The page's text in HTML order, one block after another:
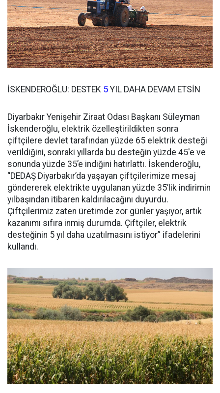
İSKENDEROĞLU: DESTEK 5 YIL DAHA DEVAM ETSİN
Diyarbakır Yenişehir Ziraat Odası Başkanı Süleyman
İskenderoğlu, elektrik özelleştirildikten sonra
çiftçilere devlet tarafından yüzde 65 elektrik desteği
verildiğini, sonraki yıllarda bu desteğin yüzde 45'e ve
sonunda yüzde 35’e indiğini hatırlattı. İskenderoğlu,
“DEDAŞ Diyarbakır’da yaşayan çiftçilerimize mesaj
göndererek elektrikte uygulanan yüzde 35’lik indirimin
yılbaşından itibaren kaldırılacağını duyurdu.
Çiftçilerimiz zaten üretimde zor günler yaşıyor, artık
kazanımı sıfıra inmiş durumda. Çiftçiler, elektrik
desteğinin 5 yıl daha uzatılmasını istiyor” ifadelerini
kullandı.